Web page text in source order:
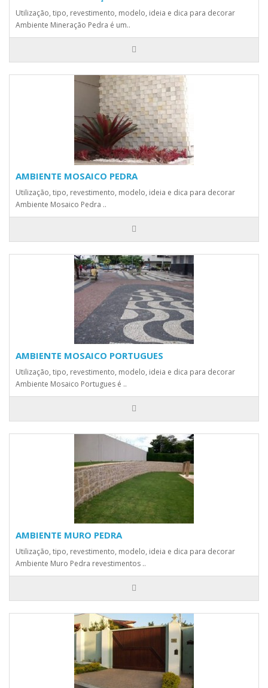
Utilização, tipo, revestimento, modelo, ideia e dica para decorar
Ambiente Mineração Pedra é um..
AMBIENTE MOSAICO PEDRA
Utilização, tipo, revestimento, modelo, ideia e dica para decorar
Ambiente Mosaico Pedra ..
AMBIENTE MOSAICO PORTUGUES
Utilização, tipo, revestimento, modelo, ideia e dica para decorar
Ambiente Mosaico Portugues é ..
AMBIENTE MURO PEDRA
Utilização, tipo, revestimento, modelo, ideia e dica para decorar
Ambiente Muro Pedra revestimentos ..